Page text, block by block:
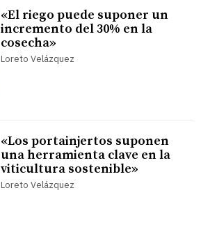
«El riego puede suponer un
incremento del 30% en la
cosecha»
Loreto Velázquez
«Los portainjertos suponen
una herramienta clave en la
viticultura sostenible»
Loreto Velázquez